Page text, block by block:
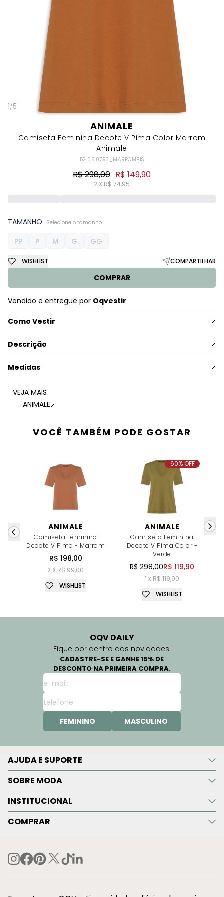
1/5
ANIMALE
Camiseta Feminina Decote V Pima Color Marrom
Animale
52.06.0793_MARROMBIS
R$ 298,00 R$ 149,90
2 X R$ 74,95
TAMANHO Selecione o tamanho
PP P M G GG
COMPRAR
WISHLIST COMPARTILHAR
Vendido e entregue por Oqvestir
Como Vestir
Descrição
Medidas
VEJA MAIS
ANIMALE
VOCÊ TAMBÉM PODE GOSTAR
ANIMALE
Camiseta Feminina
Decote V Pima - Marrom
R$ 198,00
2 X R$ 99,00
WISHLIST
ANIMALE
Camiseta Feminina
Decote V Pima Color -
Verde
R$ 298,00R$ 119,90
1 x R$ 119,90
60% OFF
WISHLIST
OQV DAILY
Fique por dentro das novidades!
CADASTRE-SE E GANHE 15% DE
DESCONTO NA PRIMEIRA COMPRA.
FEMININO MASCULINO
AJUDA E SUPORTE
SOBRE MODA
INSTITUCIONAL
COMPRAR